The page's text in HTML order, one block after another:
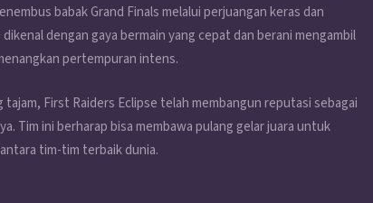
babak Grand Finals melalui perjuangan keras dan
dengan gaya bermain yang cepat dan berani mengambil
pertempuran intens.
First Raiders Eclipse telah membangun reputasi sebagai
Tim ini berharap bisa membawa pulang gelar juara untuk
tim-tim terbaik dunia.